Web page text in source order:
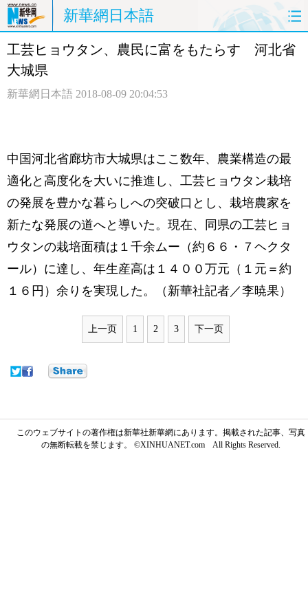
新華網日本語
ホームページ 政治 経済
中日対訳
工芸ヒョウタン、農民に富をもたらす 河北省
大城県
新華網日本語 2018-08-09 20:04:53
中国河北省廊坊市大城県はここ数年、農業構造の最
適化と高度化を大いに推進し、工芸ヒョウタン栽培
の発展を豊かな暮らしへの突破口とし、栽培農家を
新たな発展の道へと導いた。現在、同県の工芸ヒョ
ウタンの栽培面積は１千余ムー（約６６・７ヘクタ
ール）に達し、年生産高は１４００万元（１元＝約
１６円）余りを実現した。（新華社記者／李暁果）
上一页 1 2 3 下一页
このウェブサイトの著作権は新華社新華網にあります。掲載された記事、写真
の無断転載を禁じます。 ©XINHUANET.com All Rights Reserved.